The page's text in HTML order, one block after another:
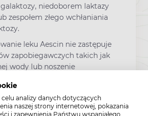
analizy danych dotyczących
naszej strony internetowej, pokazania
i zapewnienia Państwu wspaniałego
niedoborem laktazy
zespołem złego wchłaniania
leku Aescin nie zastępuje
zapobiegawczych takich jak
wody lub noszenie
Nie zaleca się stosowania
poniżej 18 lat ze